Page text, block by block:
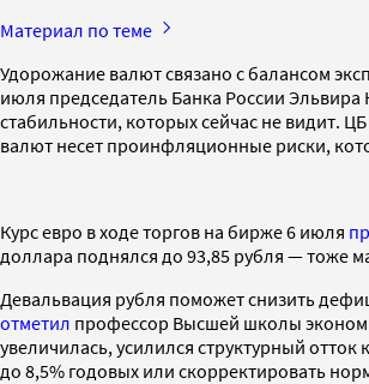
Материал по теме
Удорожание валют связано с балансом
июля председатель Банка России
стабильности, которых сейчас не видит.
валют несет проинфляционные риски,
Курс евро в ходе торгов на бирже 6 июля
доллара поднялся до 93,85 рубля — тоже
Девальвация рубля поможет снизить
отметил профессор Высшей школы
увеличилась, усилился структурный отток
до 8,5% годовых или скорректировать